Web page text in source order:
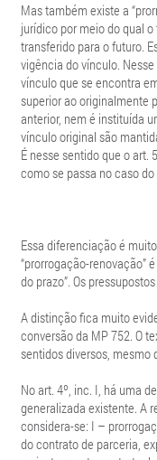
Mas também existe a
jurídico por meio do qual
transferido para o futuro.
vigência do vínculo.
vínculo que se encontra
superior ao originalmente
anterior, nem é instituída
vínculo original são
É nesse sentido que o art.
como se passa no caso
Essa diferenciação é
“prorrogação-renovação”
do prazo”. Os
A distinção fica muito
conversão da MP 752. O
sentidos diversos, mesmo
No art. 4º, inc. I, há uma
generalizada existente. A
considera-se: I –
do contrato de parceria,